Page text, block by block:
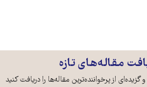
مقاله‌های تازه
از پرخواننده‌ترین مقاله‌ها را دریافت کنید